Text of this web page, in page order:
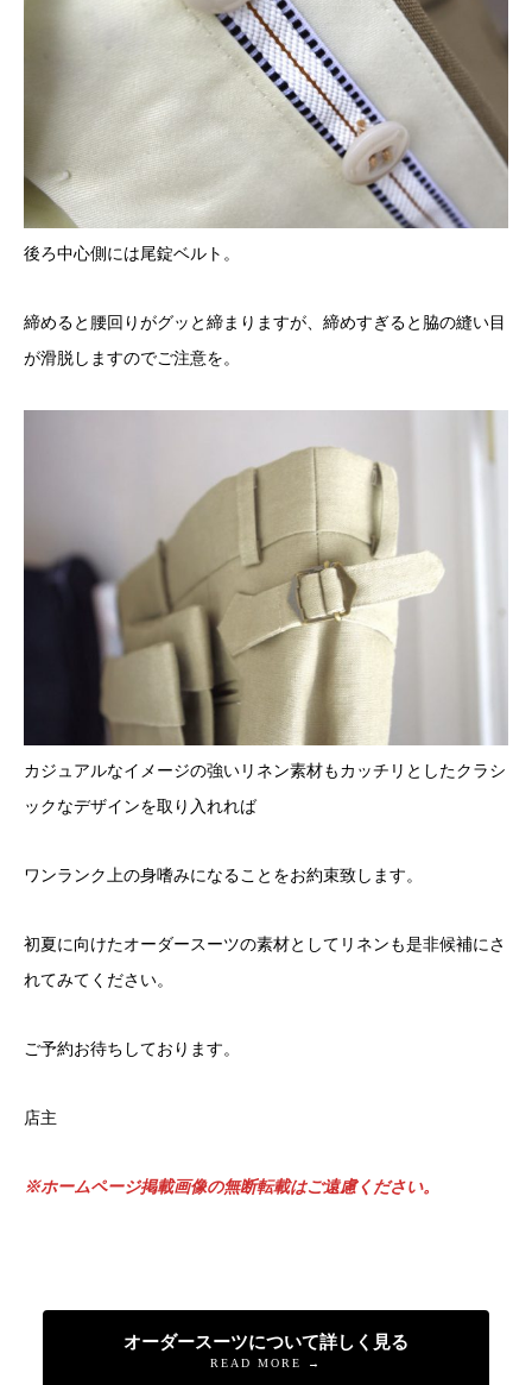
後ろ中心側には尾錠ベルト。
締めると腰回りがグッと締まりますが、締めすぎると脇の縫い目
が滑脱しますのでご注意を。
カジュアルなイメージの強いリネン素材もカッチリとしたクラシ
ックなデザインを取り入れれば
ワンランク上の身嗜みになることをお約束致します。
初夏に向けたオーダースーツの素材としてリネンも是非候補にさ
れてみてください。
ご予約お待ちしております。
店主
※ホームページ掲載画像の無断転載はご遠慮ください。
オーダースーツについて詳しく見る
READ MORE →